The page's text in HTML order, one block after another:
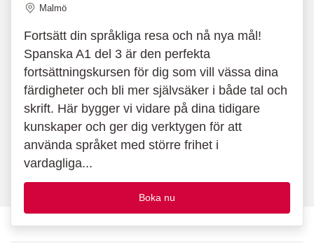
Plats
Malmö
Fortsätt din språkliga resa och nå nya mål!
Spanska A1 del 3 är den perfekta
fortsättningskursen för dig som vill vässa dina
färdigheter och bli mer självsäker i både tal och
skrift. Här bygger vi vidare på dina tidigare
kunskaper och ger dig verktygen för att
använda språket med större frihet i
vardagliga...
Boka nu